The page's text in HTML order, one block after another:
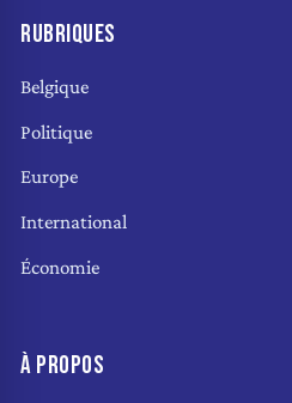
RUBRIQUES
Belgique
Politique
Europe
International
Économie
À PROPOS